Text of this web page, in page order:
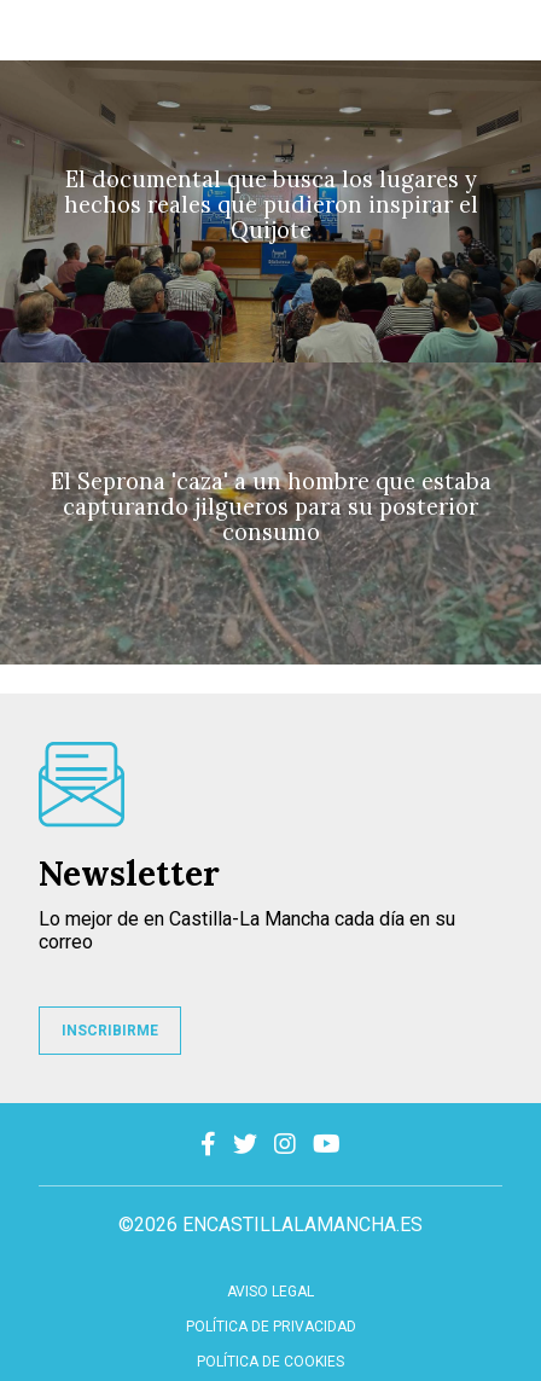
El documental que busca los lugares y
hechos reales que pudieron inspirar el
Quijote
El Seprona 'caza' a un hombre que estaba
capturando jilgueros para su posterior
consumo
©2026 ENCASTILLALAMANCHA.ES
AVISO LEGAL
POLÍTICA DE PRIVACIDAD
POLÍTICA DE COOKIES
Newsletter
Lo mejor de en Castilla-La Mancha cada día en su
correo
INSCRIBIRME